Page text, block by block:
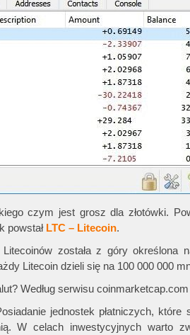
czym jest grosz dla złotówki.
powstał LTC – Litecoin.
Litecoinów została z góry
Litecoin dzieli się na 100 000 000
Według serwisu
jednostek płatniczych, które
W celach inwestycyjnych warto